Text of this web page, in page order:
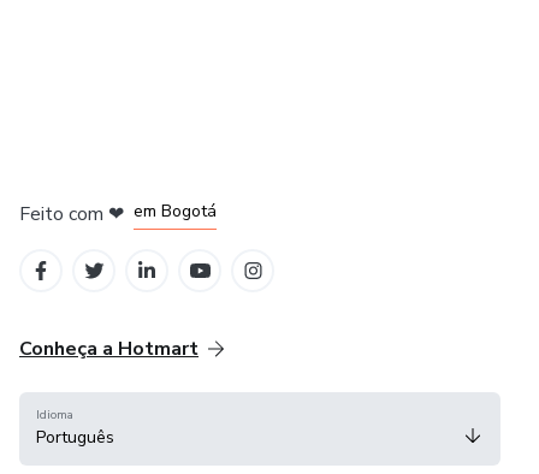
Feito com ❤ em Bogotá
Conheça a Hotmart
Idioma
Português